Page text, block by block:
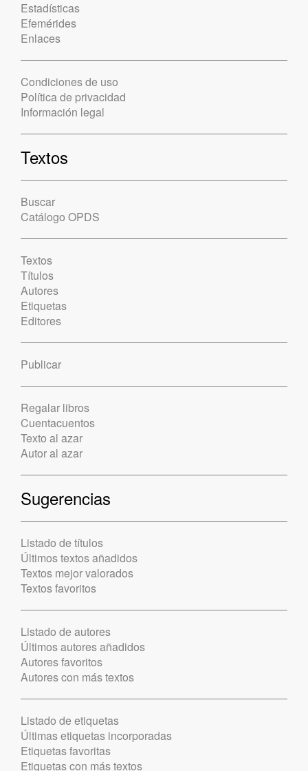
Estadísticas
Efemérides
Enlaces
Condiciones de uso
Política de privacidad
Información legal
Textos
Buscar
Catálogo OPDS
Textos
Títulos
Autores
Etiquetas
Editores
Publicar
Regalar libros
Cuentacuentos
Texto al azar
Autor al azar
Sugerencias
Listado de títulos
Últimos textos añadidos
Textos mejor valorados
Textos favoritos
Listado de autores
Últimos autores añadidos
Autores favoritos
Autores con más textos
Listado de etiquetas
Últimas etiquetas incorporadas
Etiquetas favoritas
Etiquetas con más textos